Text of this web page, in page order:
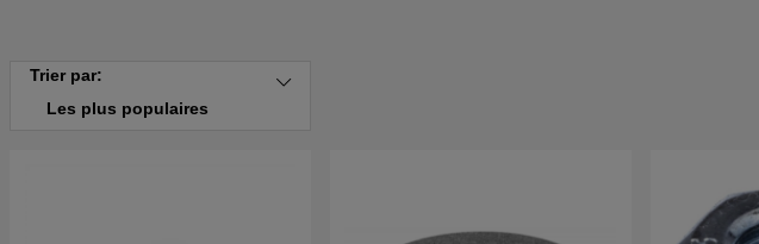
Trier par:
Les plus populaires